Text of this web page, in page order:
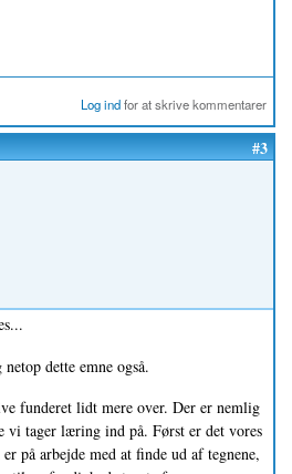
Log indfor at skrive kommentarer
#3
dette emne også.
funderet lidt mere over. Der er nemlig
vi tager læring ind på. Først er det vores
på arbejde med at finde ud af tegnene,